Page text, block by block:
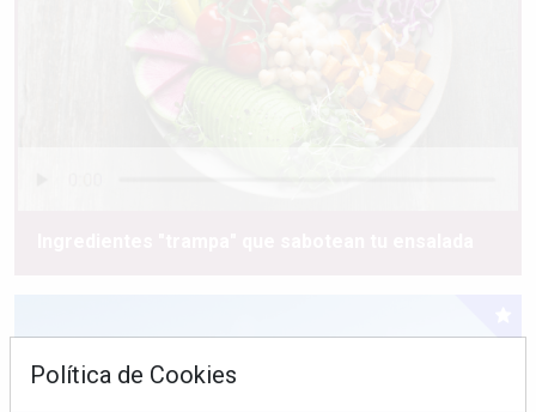
Política de Cookies